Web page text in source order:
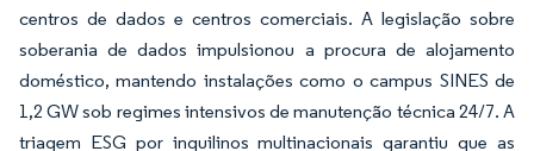
centros de dados e centros comerciais. A legislação sobre
soberania de dados impulsionou a procura de alojamento
doméstico, mantendo instalações como o campus SINES de
1,2 GW sob regimes intensivos de manutenção técnica 24/7. A
triagem ESG por inquilinos multinacionais garantiu que as